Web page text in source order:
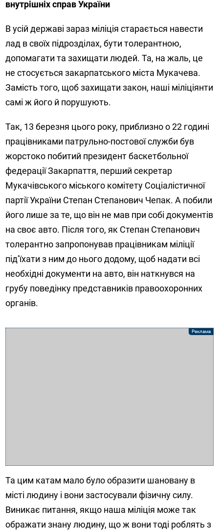
внутрішніх справ України
В усій державі зараз міліція старається навести
лад в своїх підрозділах, бути толерантною,
допомагати та захищати людей. Та, на жаль, це
не стосується закарпатського міста Мукачева.
Замість того, щоб захищати закон, наші міліціянти
самі ж його й порушують.
Так, 13 березня цього року, приблизно о 22 годині
працівниками патрульно-постової служби був
жорстоко побитий президент баскетбольної
федерації Закарпаття, перший секретар
Мукачівського міського комітету Соціалістичної
партії України Степан Степанович Чепак. А побили
його лише за те, що він не мав при собі документів
на своє авто. Після того, як Степан Степанович
толерантно запропонував працівникам міліції
під’їхати з ним до нього додому, щоб надати всі
необхідні документи на авто, він наткнувся на
грубу поведінку представників правоохоронних
органів.
Та цим катам мало було образити шановану в
місті людину і вони застосували фізичну силу.
Виникає питання, якщо наша міліція може так
ображати знану людину, що ж вони тоді роблять з